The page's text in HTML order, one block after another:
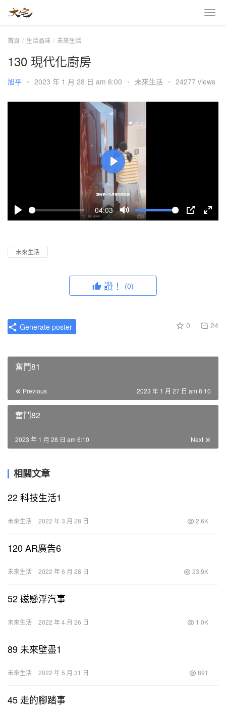
首頁 生活品味 未來生活
130 現代化廚房
旭平 • 2023 年 1 月 28 日 am 6:00 • 未來生活 • 24277 views
P
a
04:03
M
P
E
c
e
P
l
a
y
未來生活
讚！ (0)
0 24
Generate poster
奮鬥81
Previous 2023 年 1 月 27 日 am 6:10
奮鬥82
Next
2023 年 1 月 28 日 am 6:10
相關文章
22 科技生活1
未來生活 2022 年 3 月 28 日 2.6K
120 AR廣告6
未來生活 2022 年 6 月 28 日 23.9K
52 磁懸浮汽事
未來生活 2022 年 4 月 26 日 1.0K
89 未來壁盡1
未來生活 2022 年 5 月 31 日 891
45 走的腳踏事